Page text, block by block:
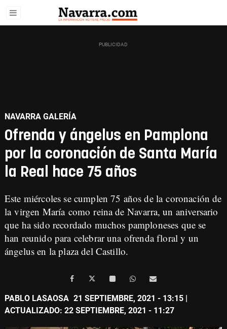
NAVARRA GALERÍA
Ofrenda y ángelus en Pamplona
por la coronación de Santa María
la Real hace 75 años
Este miércoles se cumplen75 años de la coronación de
la virgen Maríacomo reina de Navarra, un aniversario
que ha sido recordado muchos pamploneses que se
han reunido para celebrar una ofrenda floral y un
ángelus en la plaza del Castillo.
PABLO LASAOSA 21 SEPTIEMBRE, 2021 - 13:15 |
ACTUALIZADO: 22 SEPTIEMBRE, 2021 - 11:27